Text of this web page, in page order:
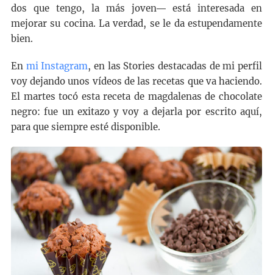
dos que tengo, la más joven― está interesada en
mejorar su cocina. La verdad, se le da estupendamente
bien.
En mi Instagram, en las Stories destacadas de mi perfil
voy dejando unos vídeos de las recetas que va haciendo.
El martes tocó esta receta de magdalenas de chocolate
negro: fue un exitazo y voy a dejarla por escrito aquí,
para que siempre esté disponible.